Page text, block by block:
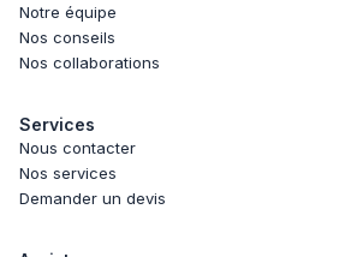
Notre équipe
Nos conseils
Nos collaborations
Services
Nous contacter
Nos services
Demander un devis